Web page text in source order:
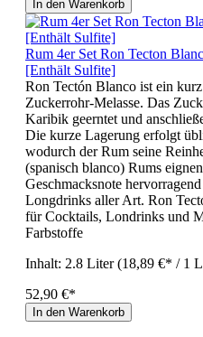
In den Warenkorb
Rum 4er Set Ron Tecton
[Enthält Sulfite]
Ron Tectón Blanco ist ein
Zuckerrohr-Melasse. Das
Karibik geerntet und
Die kurze Lagerung erfolgt
wodurch der Rum seine
(spanisch blanco) Rums
Geschmacksnote
Longdrinks aller Art. Ron
für Cocktails, Londrinks und
Farbstoffe
Inhalt: 2.8 Liter(18,89 €* / 1
52,90 €*
In den Warenkorb